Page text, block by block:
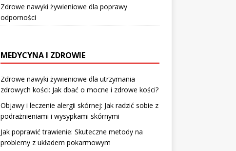
Zdrowe nawyki żywieniowe dla poprawy
odporności
MEDYCYNA I ZDROWIE
Zdrowe nawyki żywieniowe dla utrzymania
zdrowych kości: Jak dbać o mocne i zdrowe kości?
Objawy i leczenie alergii skórnej: Jak radzić sobie z
podrażnieniami i wysypkami skórnymi
Jak poprawić trawienie: Skuteczne metody na
problemy z układem pokarmowym